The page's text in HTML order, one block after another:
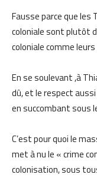
Fausse parce que les
coloniale sont plutôt
coloniale comme
En se soulevant ,à
dû, et le respect
en succombant sous
C’est pour quoi le
met à nu le « crime
colonisation, sous